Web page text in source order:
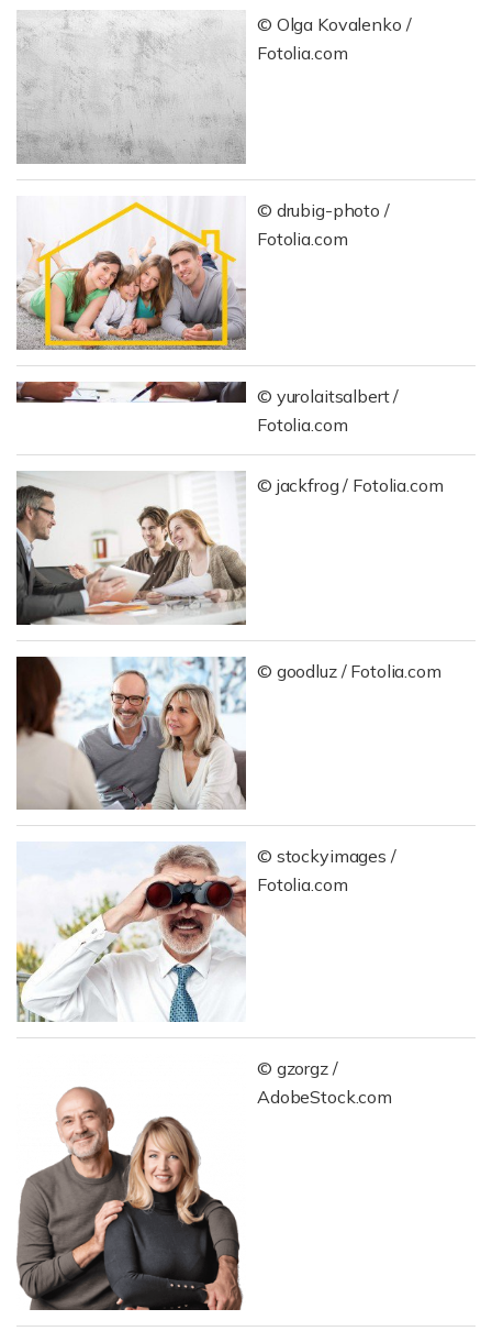
© Olga Kovalenko /
Fotolia.com
© drubig-photo /
Fotolia.com
© yurolaitsalbert /
Fotolia.com
© jackfrog / Fotolia.com
© goodluz / Fotolia.com
© stockyimages /
Fotolia.com
© gzorgz /
AdobeStock.com